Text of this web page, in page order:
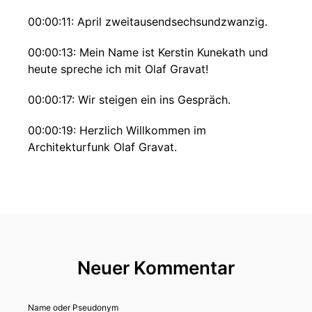
00:00:11: April zweitausendsechsundzwanzig.
00:00:13: Mein Name ist Kerstin Kunekath und
heute spreche ich mit Olaf Gravat!
00:00:17: Wir steigen ein ins Gespräch.
00:00:19: Herzlich Willkommen im
Architekturfunk Olaf Gravat.
Bestandserhalt, Renovation und Umnitzung
stehen hier im Vordergrund.
00:00:35: du bist Mitgründer von S+, Station
Neuer Kommentar
Name oder Pseudonym